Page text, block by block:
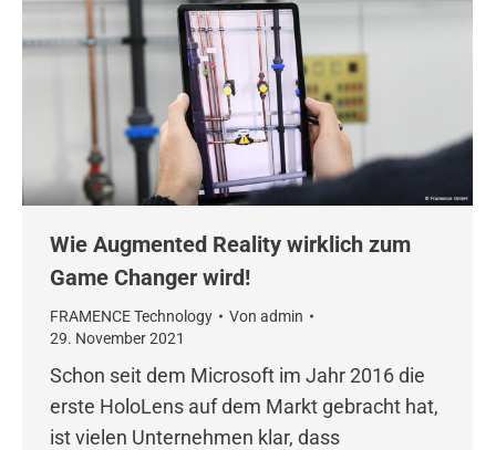
Wie Augmented Reality wirklich zum
Game Changer wird!
FRAMENCE Technology Von admin
29. November 2021
Schon seit dem Microsoft im Jahr 2016 die
erste HoloLens auf dem Markt gebracht hat,
ist vielen Unternehmen klar, dass